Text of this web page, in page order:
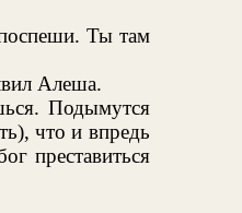
Ты там
Алеша.
Подымутся
что и впредь
преставиться